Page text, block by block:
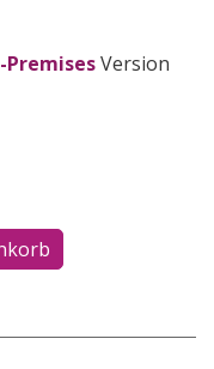
PremisesVersion